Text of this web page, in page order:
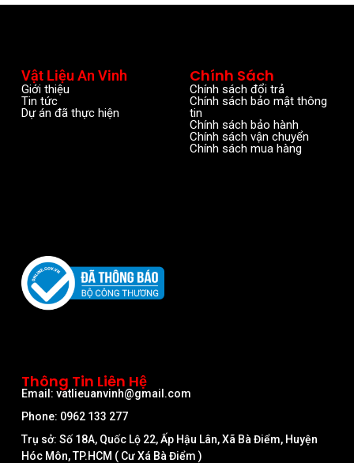
Vật Liệu An Vinh
Giới thiệu
Tin tức
Dự án đã thực hiện
Chính Sách
Chính sách đổi trả
Chính sách bảo mật thông
tin
Chính sách bảo hành
Chính sách vận chuyển
Chính sách mua hàng
Thông Tin Liên Hệ
Email: vatlieuanvinh@gmail.com
Phone: 0962 133 277
Trụ sở: Số 18A, Quốc Lộ 22, Ấp Hậu Lân, Xã Bà Điểm, Huyện
Hóc Môn, TP.HCM ( Cư Xá Bà Điểm )